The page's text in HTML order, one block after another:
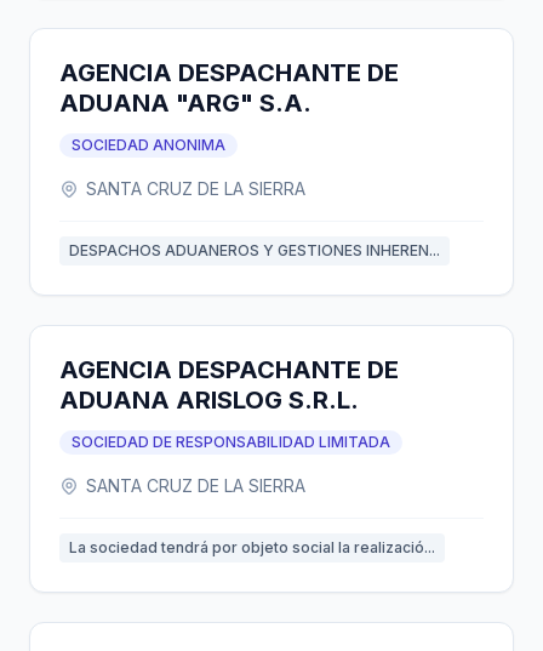
AGENCIA DESPACHANTE DE
ADUANA "ARG" S.A.
SOCIEDAD ANONIMA
SANTA CRUZ DE LA SIERRA
DESPACHOS ADUANEROS Y GESTIONES INHEREN...
AGENCIA DESPACHANTE DE
ADUANA ARISLOG S.R.L.
SOCIEDAD DE RESPONSABILIDAD LIMITADA
SANTA CRUZ DE LA SIERRA
La sociedad tendrá por objeto social la realizació...